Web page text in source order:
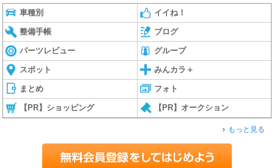
車種別 イイね！
整備手帳 ブログ
パーツレビュー グループ
スポット みんカラ＋
まとめ フォト
【PR】ショッピング 【PR】オークション
もっと見る